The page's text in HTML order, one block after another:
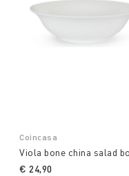
Coincasa
Viola bone china salad
€ 24,90